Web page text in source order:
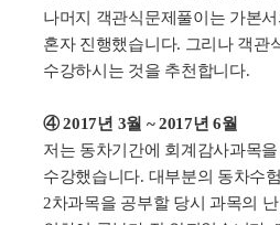
나머지 객관식문제풀이는 가본
혼자 진행했습니다. 그리나 객관
수강하시는 것을 추천합니다.
④ 2017년 3월 ~ 2017년 6월
저는 동차기간에 회계감사과목
수강했습니다. 대부분의 동차수
2차과목을 공부할 당시 과목의